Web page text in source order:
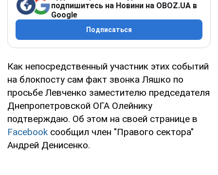
подпишитесь на Новини на OBOZ.UA в
Google
Подписаться
Как непосредственный участник этих событий
на блокпосту сам факт звонка Ляшко по
просьбе Левченко заместителю председателя
Днепропетровской ОГА Олейнику
подтверждаю. Об этом на своей странице в
Facebook сообщил член "Правого сектора"
Андрей Денисенко.